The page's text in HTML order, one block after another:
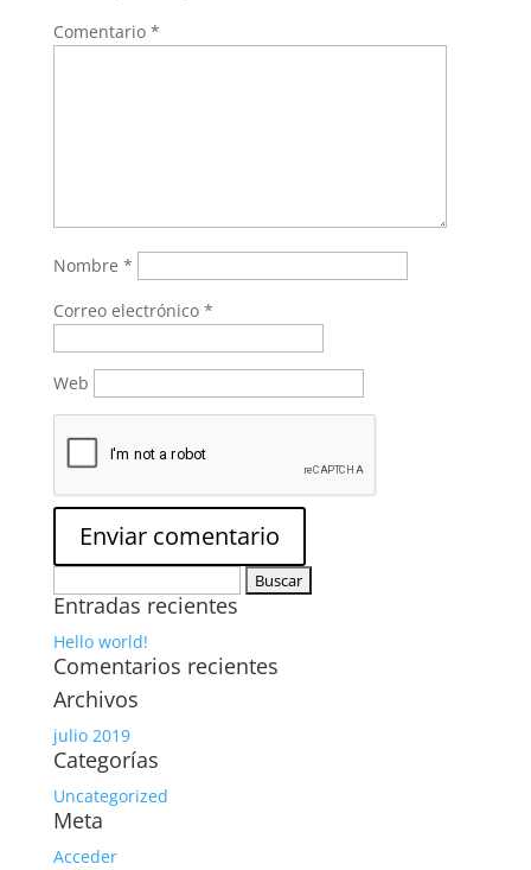
Comentario *
Nombre *
Correo electrónico *
Web
Entradas recientes
Hello world!
Comentarios recientes
Archivos
julio 2019
Categorías
Uncategorized
Meta
Acceder